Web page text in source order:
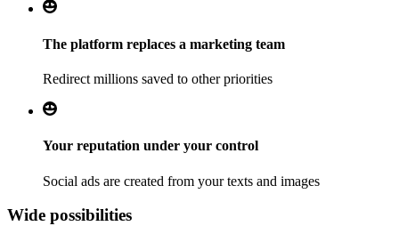
The platform replaces a marketing team
Redirect millions saved to other priorities
Your reputation under your control
Social ads are created from your texts and images
Wide possibilities